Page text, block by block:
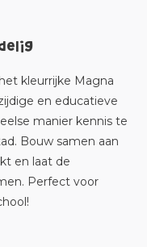
kleurrijke Magna
en educatieve
manier kennis te
Bouw samen aan
en laat de
Perfect voor